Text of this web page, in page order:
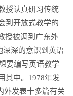
授认真研习传统
到开放式教学的
授被调到广东外
深深的意识到英语
要编写英语教学
其中。1978年发
外发表十多篇有关